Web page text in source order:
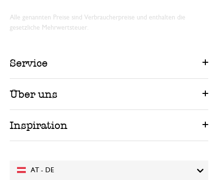
AT - DE
Alle genannten Preise sind Verbraucherpreise und enthalten die
gesetzliche Mehrwertsteuer.
Service
Über uns
Inspiration